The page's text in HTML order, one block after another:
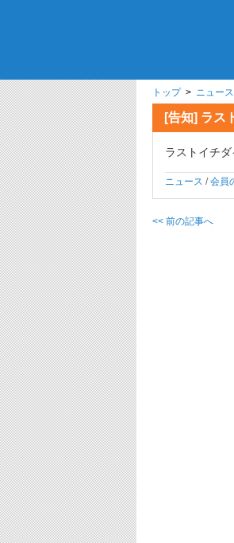
トップ> ニュース
[告知] ラス
ラストイチ
ニュース /会員
<< 前の記事へ